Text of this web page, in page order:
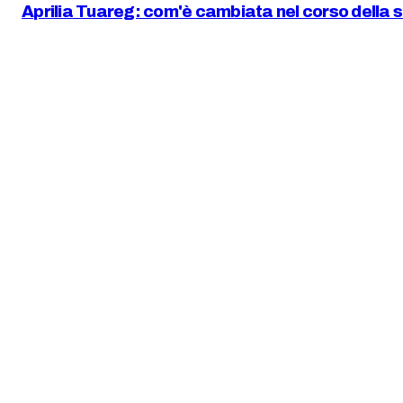
Aprilia Tuareg: com'è cambiata nel corso della